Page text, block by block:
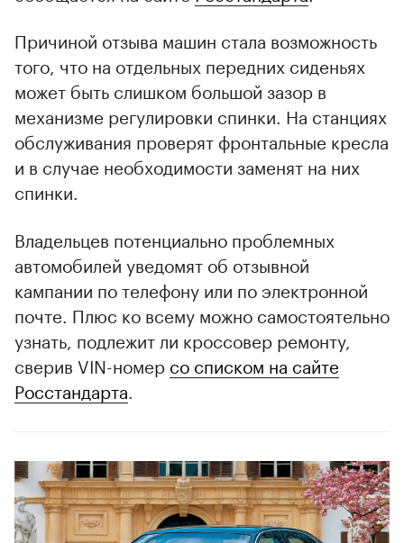
Причиной отзыва машин стала возможность
того, что на отдельных передних сиденьях
может быть слишком большой зазор в
механизме регулировки спинки. На станциях
обслуживания проверят фронтальные кресла
и в случае необходимости заменят на них
спинки.
Владельцев потенциально проблемных
автомобилей уведомят об отзывной
кампании по телефону или по электронной
почте. Плюс ко всему можно самостоятельно
узнать, подлежит ли кроссовер ремонту,
сверив VIN-номер со списком на сайте
Росстандарта